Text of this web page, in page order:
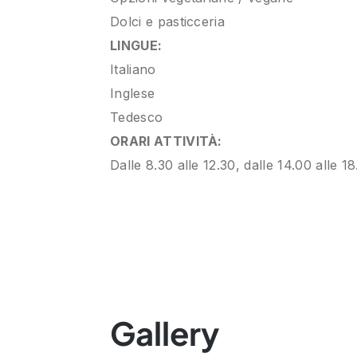
Dolci e pasticceria
LINGUE:
Italiano
Inglese
Tedesco
ORARI ATTIVITÀ:
Dalle 8.30 alle 12.30, dalle 14.00 alle
Gallery